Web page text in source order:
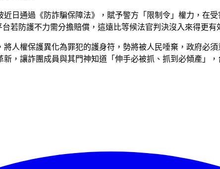
日通過《防詐騙保障法》，賦予警方「限制令」權力，在
若防護不力需分擔賠償，這遠比等候法官判決沒入來得更有
人權保護異化為罪犯的護身符，勢將被人民唾棄，政府必
，讓詐團成員與其門神知道「伸手必被抓、抓到必傾產」